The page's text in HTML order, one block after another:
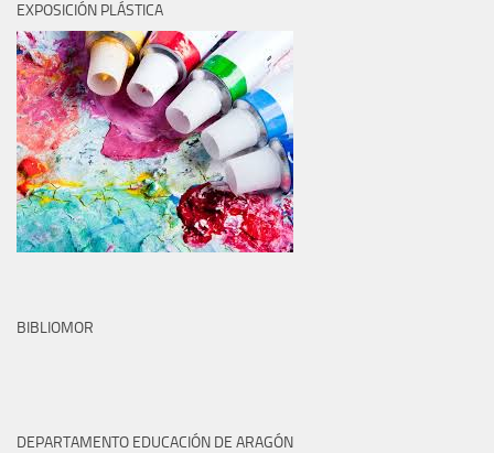
EXPOSICIÓN PLÁSTICA
BIBLIOMOR
DEPARTAMENTO EDUCACIÓN DE ARAGÓN